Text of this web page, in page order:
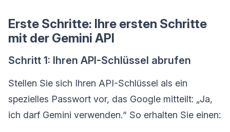
Erste Schritte: Ihre ersten Schritte
mit der Gemini API
Schritt 1: Ihren API-Schlüssel abrufen
Stellen Sie sich Ihren API-Schlüssel als ein
spezielles Passwort vor, das Google mitteilt: „Ja,
ich darf Gemini verwenden.“ So erhalten Sie einen: